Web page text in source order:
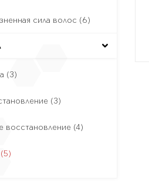
сила волос (6)
(3)
(3)
восстановление (4)
(5)